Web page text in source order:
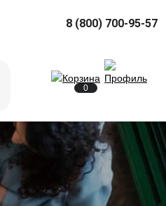
8 (800) 700-95-57
0